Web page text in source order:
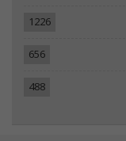
1226
656
488